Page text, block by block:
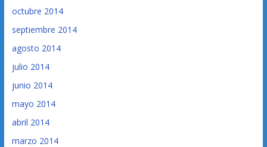
octubre 2014
septiembre 2014
agosto 2014
julio 2014
junio 2014
mayo 2014
abril 2014
marzo 2014